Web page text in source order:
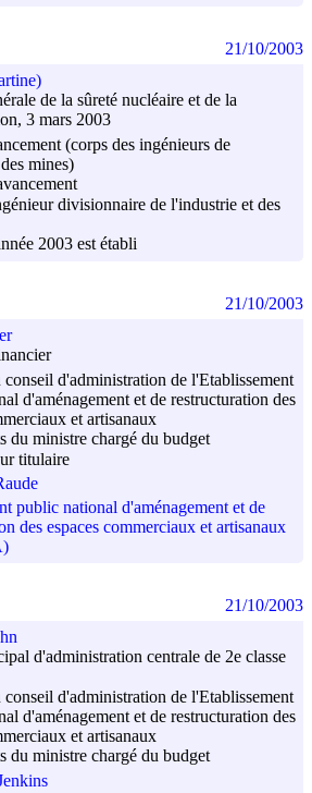
de la sûreté nucléaire et de la
3 mars 2003
(corps des ingénieurs de
mines)
divisionnaire de l'industrie et des
2003 est établi
21/10/2003
conseil d'administration de l'Etablissement
d'aménagement et de restructuration des
et artisanaux
du ministre chargé du budget
titulaire
public national d'aménagement et de
des espaces commerciaux et artisanaux
21/10/2003
d'administration centrale de 2e classe
conseil d'administration de l'Etablissement
d'aménagement et de restructuration des
et artisanaux
du ministre chargé du budget
21/10/2003